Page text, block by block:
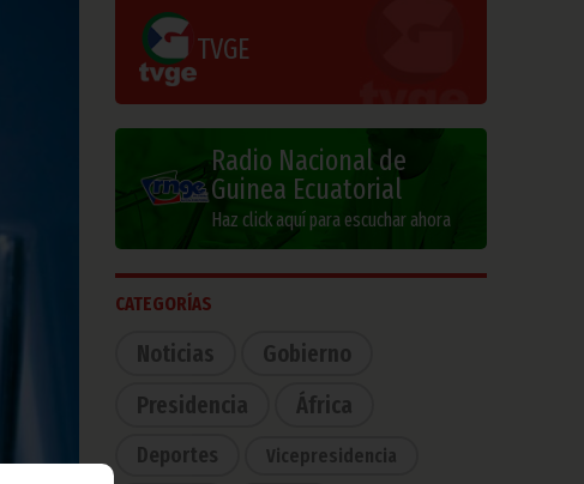
TVGE
Radio Nacional de
Guinea Ecuatorial
Haz click aquí para escuchar ahora
CATEGORÍAS
Noticias
Gobierno
Presidencia
África
Deportes Vicepresidencia